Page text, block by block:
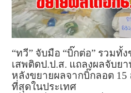
“ทวี” จับมือ “บิ๊กต่อ” รวมทั้
เสพติดป.ป.ส. แถลงผลจับยา
หลังขยายผลจากบิ๊กลอต
ที่สุดในประเทศ